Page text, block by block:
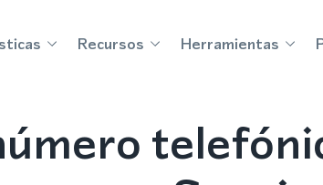
Recursos Herramientas